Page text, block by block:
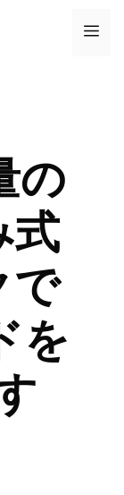
メ
の
で
を